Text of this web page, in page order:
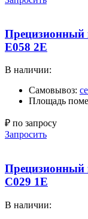
Прецизионный
E058 2E
В наличии:
Самовывоз:
Площадь
₽ по запросу
Запросить
Прецизионный
C029 1E
В наличии: